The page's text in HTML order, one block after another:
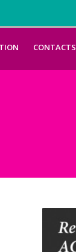
CONTACTS